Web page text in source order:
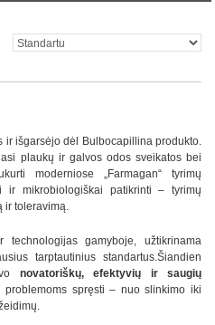
ir išgarsėjo dėl Bulbocapillina produkto.
plaukų ir galvos odos sveikatos bei
moderniose „Farmagan“ tyrimų
ir mikrobiologiškai patikrinti – tyrimų
toleravimą.
gamyboje, užtikrinama
tarptautinius standartus.Šiandien
novatoriškų, efektyvių ir saugių
problemoms spręsti – nuo slinkimo iki